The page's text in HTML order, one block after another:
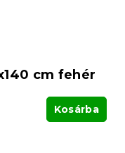
cm fehér
Kosárba